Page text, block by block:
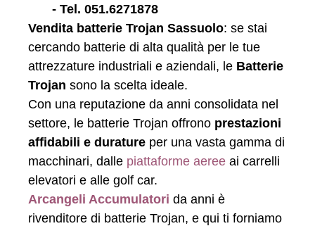
Vendita batterie Trojan Sassuolo: se stai
cercando batterie di alta qualità per le tue
attrezzature industriali e aziendali, le Batterie
Trojan sono la scelta ideale.
Con una reputazione da anni consolidata nel
settore, le batterie Trojan offrono prestazioni
affidabili e durature per una vasta gamma di
macchinari, dalle piattaforme aeree ai carrelli
elevatori e alle golf car.
Arcangeli Accumulatori da anni è
rivenditore di batterie Trojan, e qui ti forniamo